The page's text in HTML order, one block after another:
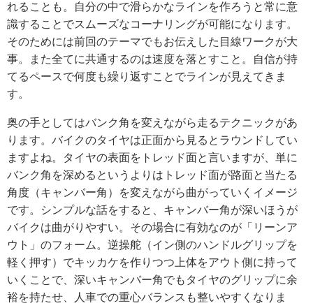
れることも。自分の中で滑らかなラインを作ろうと常に意
識することでスムーズなコーナリングが可能になります。
そのためには前回のテーマでもお伝えした目線ワークが大
事。また全てに共通するのは速度を落とすこと。自信が持
てるペースで何度も繰り返すことでラインが見えてきま
す。
奥の手としてはバンク角を変えながら走るテクニックがあ
ります。バイクのタイヤは正面から見るとラウンドしてい
ますよね。タイヤの表面をトレッド面と言いますが、単に
バンク角を深めるというよりはトレッド面が路面と当たる
角度（キャンバー角）を変えながら曲がっていくイメージ
です。シンプルな話をすると、キャンバー角が深いほうが
バイクは曲がりやすい。その場合に有効なのが「リーンア
ウト」のフォーム。逆操舵（イン側のハンドルグリップを
軽く押す）でキッカケを作りつつ上体をアウト側に持って
いくことで、深いキャンバー角でもタイヤのグリップに余
裕を持たせ、人車での重心バランスも整いやすくなりま